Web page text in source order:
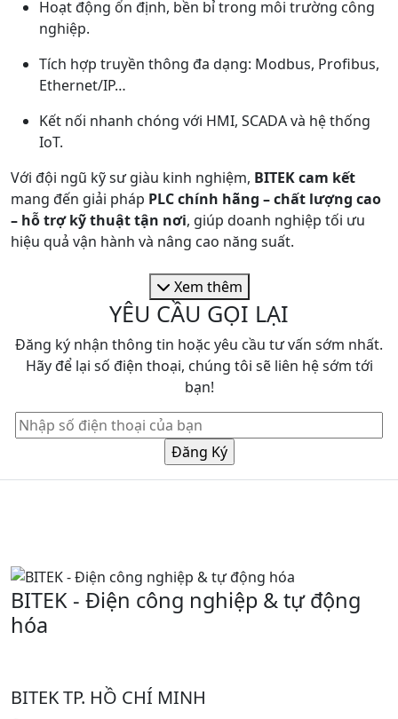
Hoạt động ổn định, bền bỉ trong môi trường công
nghiệp.
Tích hợp truyền thông đa dạng: Modbus, Profibus,
Ethernet/IP…
Kết nối nhanh chóng với HMI, SCADA và hệ thống
IoT.
Với đội ngũ kỹ sư giàu kinh nghiệm, BITEK cam kết
mang đến giải pháp PLC chính hãng – chất lượng cao
– hỗ trợ kỹ thuật tận nơi, giúp doanh nghiệp tối ưu
hiệu quả vận hành và nâng cao năng suất.
Xem thêm
YÊU CẦU GỌI LẠI
Đăng ký nhận thông tin hoặc yêu cầu tư vấn sớm nhất.
Hãy để lại số điện thoại, chúng tôi sẽ liên hệ sớm tới
bạn!
BITEK - Điện công nghiệp & tự động
hóa
BITEK TP. HỒ CHÍ MINH